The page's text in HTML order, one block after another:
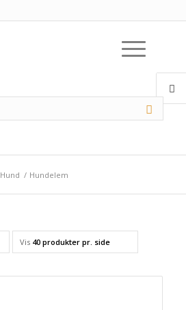
Hund / Hundelem
Vis 40 produkter pr. side